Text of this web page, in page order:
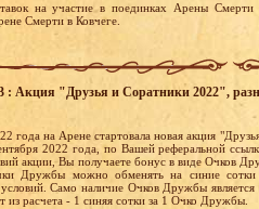
на участие в поединках Арены
Смерти в Ковчеге.
: Акция "Друзья и Соратники 2022",
года на Арене стартовала новая акция
2022 года, по Вашей реферальной
акции, Вы получаете бонус в виде Очков
Дружбы можно обменять на синие
Само наличие Очков Дружбы
из расчета - 1 синяя сотки за 1 Очко Дружбы.